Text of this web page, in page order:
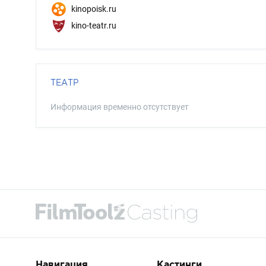
kinopoisk.ru
kino-teatr.ru
ТЕАТР
Информация временно отсутствует